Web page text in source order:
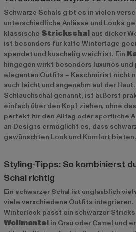
Schwarze Schals gibt es in vielen
unterschiedliche Anlässe und Looks
klassische Strickschal aus dicker
ist besonders für kalte Wintertage
spendet und kuschelig weich ist. Ein
hingegen wirkt besonders luxuriös und
eleganten Outfits – Kaschmir ist nicht
auch leicht und angenehm auf der
Schlauchschal genannt, ist äußerst
einfach über den Kopf ziehen, ohne
perfekt für den Alltag oder sportliche
an Designs ermöglicht es, dass
gewünschten Look und Komfort bieten.
Styling-Tipps: So kombinierst
Schal richtig
Ein schwarzer Schal ist unglaublich
viele verschiedene Outfits integrieren.
Winterlook passt ein schwarzer
Wollmantel in Grau oder Camel und